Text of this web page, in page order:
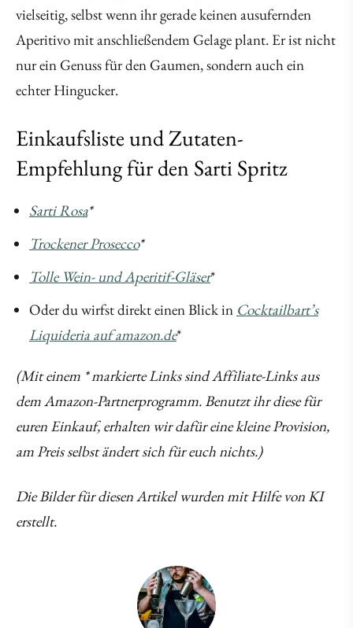
vielseitig, selbst wenn ihr gerade keinen ausufernden
Aperitivo mit anschließendem Gelage plant. Er ist nicht
nur ein Genuss für den Gaumen, sondern auch ein
echter Hingucker.
Einkaufsliste und Zutaten-
Empfehlung für den Sarti Spritz
Sarti Rosa*
Trockener Prosecco*
Tolle Wein- und Aperitif-Gläser*
Oder du wirfst direkt einen Blick in Cocktailbart’s
Liquideria auf amazon.de*
(Mit einem * markierte Links sind Affiliate-Links aus
dem Amazon-Partnerprogramm. Benutzt ihr diese für
euren Einkauf, erhalten wir dafür eine kleine Provision,
am Preis selbst ändert sich für euch nichts.)
Die Bilder für diesen Artikel wurden mit Hilfe von KI
erstellt.